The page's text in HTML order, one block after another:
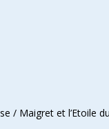
/ Maigret et l’Etoile